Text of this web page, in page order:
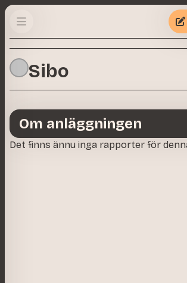
Sibo
Det finns ännu inga rapporter för
Om anläggningen